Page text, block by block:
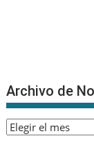
Archivo de
Archivo